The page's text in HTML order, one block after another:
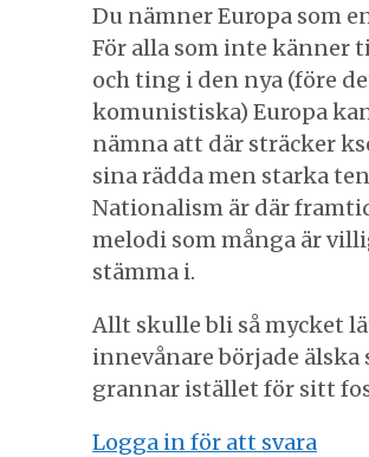
Du nämner Europa som
För alla som inte känner
och ting i den nya (före
komunistiska) Europa
nämna att där sträcker
sina rädda men starka
Nationalism är där
melodi som många är
stämma i.
Allt skulle bli så mycket
innevånare började älska
grannar istället för sitt
Logga in för att svara